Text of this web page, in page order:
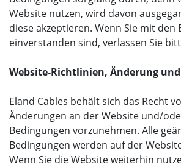
Website nutzen, wird davon
diese akzeptieren. Wenn Sie mit
einverstanden sind, verlassen Sie
Website-Richtlinien, Änderung
Eland Cables behält sich das Recht
Änderungen an der Website und/
Bedingungen vorzunehmen. Alle
Bedingungen werden auf der
Wenn Sie die Website weiterhin